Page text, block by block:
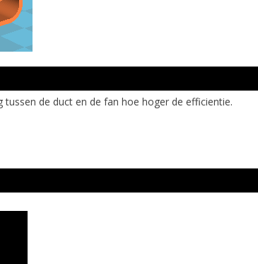
de duct en de fan hoe hoger de efficientie.